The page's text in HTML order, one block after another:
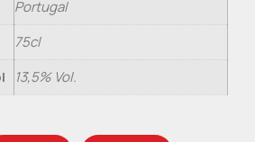
Portugal
75cl
13,5% Vol.